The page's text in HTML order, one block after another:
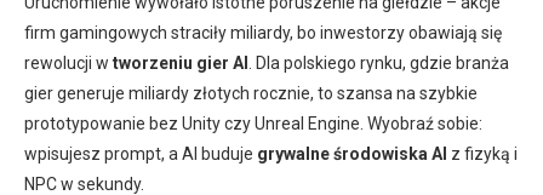
firm gamingowych straciły miliardy, bo inwestorzy obawiają się
rewolucji w tworzeniu gier AI
. Dla polskiego rynku, gdzie branża
gier generuje miliardy złotych rocznie, to szansa na szybkie
prototypowanie bez Unity czy Unreal Engine. Wyobraź sobie:
wpisujesz prompt, a AI buduje grywalne środowiska AI z fizyką i
NPC w sekundy.